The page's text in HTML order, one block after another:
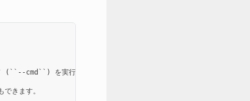
を実行し、その実行結果を詳細なレポートとして
きます。